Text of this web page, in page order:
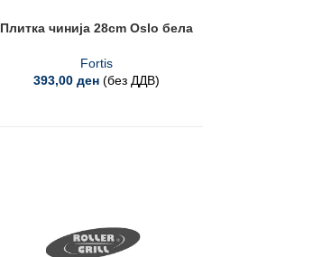
Плитка чинија 28cm Oslo бела
Fortis
393,00 ден (без ДДВ)